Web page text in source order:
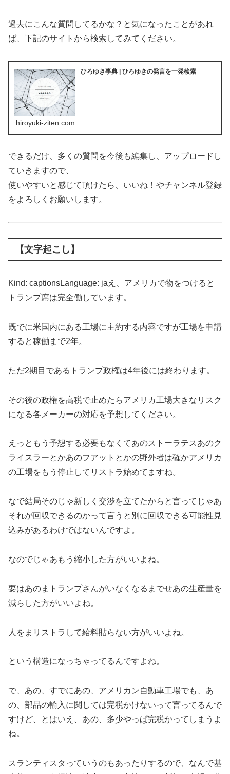
過去にこんな質問してるかな？と気になったことがあれ
ば、下記のサイトから検索してみてください。
ひろゆき事典 | ひろゆきの発言を一発検索
hiroyuki-ziten.com
できるだけ、多くの質問を今後も編集し、アップロードし
ていきますので、
使いやすいと感じて頂けたら、いいね！やチャンネル登録
をよろしくお願いします。
【文字起こし】
Kind: captionsLanguage: jaえ、アメリカで物をつけると
トランプ席は完全働しています。
既でに米国内にある工場に主約する内容ですが工場を申請
すると稼働まで2年。
ただ2期目であるトランプ政権は4年後には終わります。
その後の政権を高税で止めたらアメリカ工場大きなリスク
になる各メーカーの対応を予想してください。
えっともう予想する必要もなくてあのストーラテスあのク
ライスラーとかあのフアットとかの野外者は確かアメリカ
の工場をもう停止してリストラ始めてますね。
なで結局そのじゃ新しく交渉を立てたからと言ってじゃあ
それが回収できるのかって言うと別に回収できる可能性見
込みがあるわけではないんですよ。
なのでじゃあもう縮小した方がいいよね。
要はあのまトランプさんがいなくなるまでせあの生産量を
減らした方がいいよね。
人をまリストラして給料貼らない方がいいよね。
という構造になっちゃってるんですよね。
で、あの、すでにあの、アメリカン自動車工場でも、あ
の、部品の輸入に関しては完税かけないって言ってるんで
すけど、とはいえ、あの、多少やっぱ完税かってしまうよ
ね。
スランティスタっていうのもあったりするので、なんで基